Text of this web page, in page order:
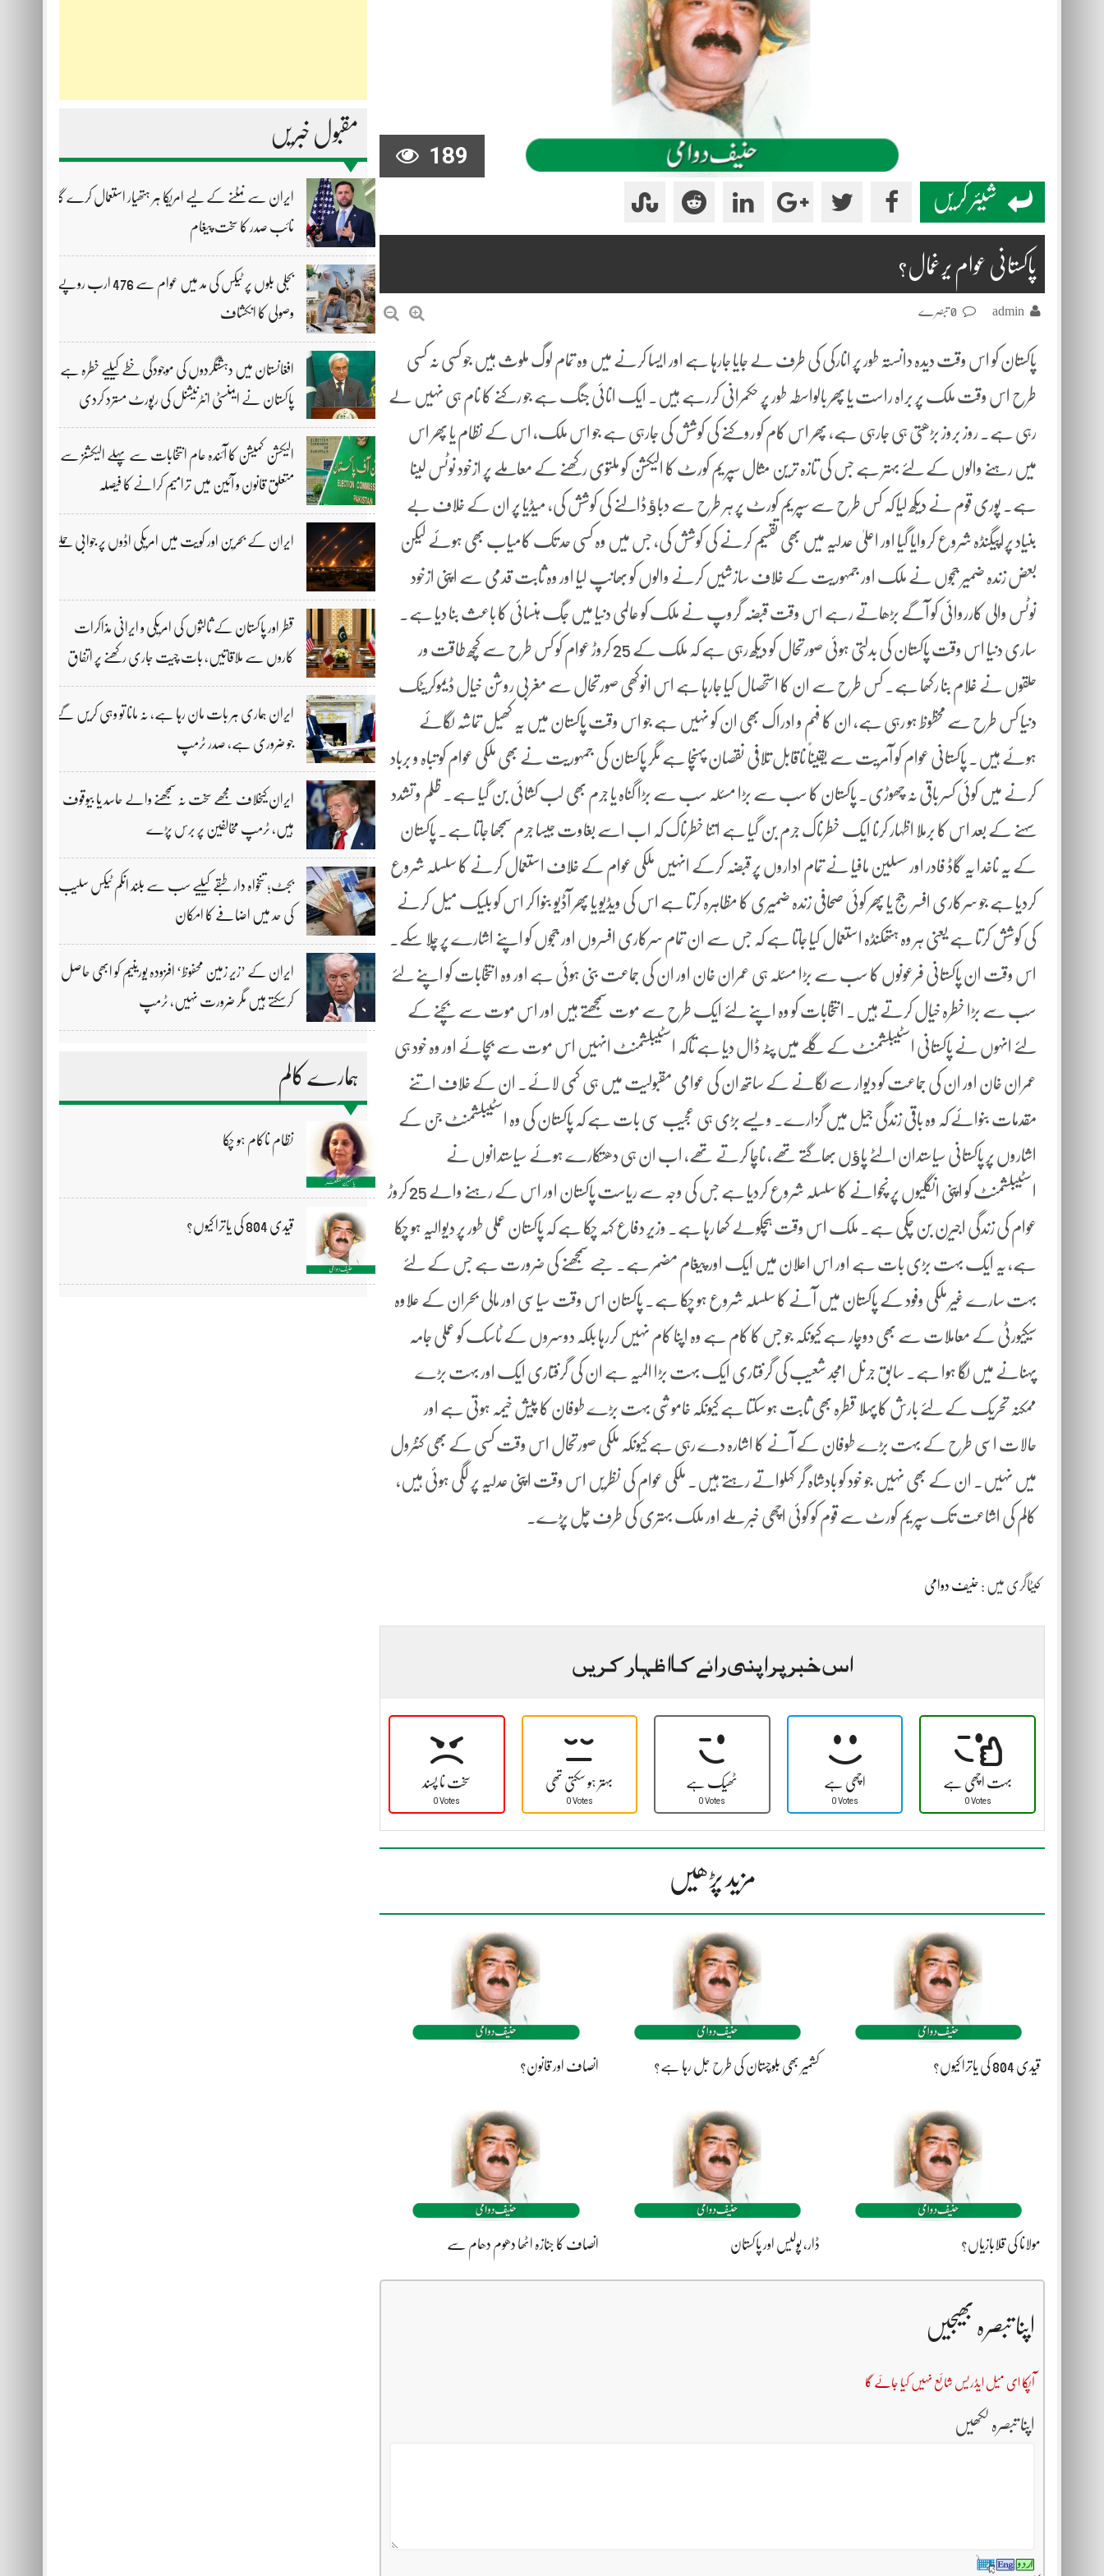
مقبول خبریں
ایران سے نمٹنے کے لیے امریکا ہر ہتھیار استعمال کرے گا،
نائب صدر کا سخت پیغام
بجلی بلوں پر ٹیکس کی مد میں عوام سے 476 ارب روپے
وصولی کا انکشاف
افغانستان میں دہشتگردوں کی موجودگی خطے کیلیے خطرہ ہے،
پاکستان نے ایمنسٹی انٹرنیشنل کی رپورٹ مسترد کردی
الیکشن کمیشن کا آئندہ عام انتخابات سے پہلے الیکشنز سے
متعلق قانون و آئین میں ترامیم کرانے کا فیصلہ
ایران کے بحرین اور کویت میں امریکی اڈوں پر جوابی حملے
قطر اور پاکستان کے ثالثوں کی امریکی و ایرانی مذاکرات
کاروں سے ملاقاتیں، بات چیت جاری رکھنے پر اتفاق
ایران ہماری ہر بات مان رہا ہے، نہ مانا تو وہی کریں گے
جو ضروری ہے، صدر ٹرمپ
ایران کیخلاف مجھے سخت نہ سمجھنے والے حاسد یا بیوقوف
ہیں، ٹرمپ مخالفین پر برس پڑے
بجٹ؛ تنخواہ دار طبقے کیلیے سب سے بلند انکم ٹیکس سلیب
کی حد میں اضافے کا امکان
ایران کے ’زیر زمین محفوظ‘ افزودہ یورینیم کو ابھی حاصل
کرسکتے ہیں مگر ضرورت نہیں، ٹرمپ
ہمارے کالم
نظام ناکام ہو چکا
قیدی 804 کی یاترا کیوں؟
189
شیئر کریں
پاکستانی عوام یرغمال؟
admin
پاکستان کو اس وقت دیدہ دانستہ طور پر انارکی کی طرف لے جایا جارہا ہے اور ایسا کرنے میں وہ تمام لوگ ملوث ہیں جو کسی نہ کسی
طرح اس وقت ملک پر براہ راست یا پھر بالواسطہ طور پر حکمرانی کررہے ہیں۔ ایک انائی جنگ ہے جو رکنے کا نام ہی نہیں لے
رہی ہے۔ روز بروز بڑھتی ہی جارہی ہے، پھر اس کام کو روکنے کی کوشش کی جارہی ہے جو اس ملک، اس کے نظام یا پھر اس
میں رہنے والوں کے لئے بہتر ہے جس کی تازہ ترین مثال سپریم کورٹ کا الیکشن کو ملتوی رکھنے کے معاملے پر ازخود نوٹس لینا
ہے۔ پوری قوم نے دیکھ لیا کہ کس طرح سے سپریم کورٹ پر ہر طرح سے دباﺅ ڈالنے کی کوشش کی، میڈیا پر ان کے خلاف بے
بنیاد پراپیگنڈہ شروع کروایا گیا اور اعلیٰ عدلیہ میں بھی تقسیم کرنے کی کوشش کی، جس میں وہ کسی حد تک کامیاب بھی ہوئے لیکن
بعض زندہ ضمیر ججوں نے ملک اور جمہوریت کے خلاف سازشیں کرنے والوں کو بھانپ لیا اور وہ ثابت قدمی سے اپنی ازخود
نوٹس والی کارروائی کو آگے بڑھاتے رہے اس وقت قبضہ گروپ نے ملک کو عالمی دنیا میں جگ ہنسائی کا باعث بنا دیا ہے۔
ساری دنیا اس وقت پاکستان کی بدلتی ہوئی صورتحال کو دیکھ رہی ہے کہ ملک کے 25 کروڑ عوام کو کس طرح سے کچھ طاقت ور
حلقوں نے غلام بنا رکھا ہے۔ کس طرح سے ان کا استحصال کیا جارہا ہے اس انوکھی صورتحال سے مغربی روشن خیال ڈیموکریٹک
دنیا کس طرح سے محظوظ ہو رہی ہے، ان کا فہم و ادراک بھی ان کو نہیں ہے جو اس وقت پاکستان میں یہ کھیل تماشہ لگائے
ہوئے ہیں۔ پاکستانی عوام کو آمریت سے یقیناً ناقابل تلافی نقصان پہنچا ہے مگر پاکستان کی جمہوریت نے بھی ملکی عوام کو تباہ و برباد
کرنے میں کوئی کسر باقی نہ چھوڑی۔ پاکستان کا سب سے بڑا مسئلہ سب سے بڑا گناہ یا جرم بھی لب کشائی بن گیا ہے۔ ظلم و تشدد
سہنے کے بعد اس کا برملا اظہار کرنا ایک خطرناک جرم بن گیا ہے اتنا خطرناک کہ اب اسے بغاوت جیسا جرم سمجھا جاتا ہے۔ پاکستان
کے یہ ناخدا یہ گاڈ فادر اور سسلین مافیا نے تمام اداروں پر قبضہ کرکے انہیں ملکی عوام کے خلاف استعمال کرنے کا سلسلہ شروع
کردیا ہے جو سرکاری افسر جج یا پھر کوئی صحافی زندہ ضمیری کا مظاہرہ کرتا ہے اس کی ویڈیو یا پھر آڈیو بنوا کر اس کو بلیک میل کرنے
کی کوشش کرتا ہے یعنی ہر وہ ہتھکنڈہ استعمال کیا جاتا ہے کہ جس سے ان تمام سرکاری افسروں اور ججوں کو اپنے اشارے پر چلا سکے۔
اس وقت ان پاکستانی فرعونوں کا سب سے بڑا مسئلہ ہی عمران خان اور ان کی جماعت بنی ہوئی ہے اور وہ انتخابات کو اپنے لئے
سب سے بڑا خطرہ خیال کرتے ہیں۔ انتخابات کو وہ اپنے لئے ایک طرح سے موت سمجھتے ہیں اور اس موت سے بچنے کے
لئے انہوں نے پاکستانی اسٹیبلشمنٹ کے گلے میں پٹہ ڈال دیا ہے تاکہ اسٹیبلشمنٹ انہیں اس موت سے بچائے اور وہ خود ہی
عمران خان اور ان کی جماعت کو دیوار سے لگانے کے ساتھ ان کی عوامی مقبولیت میں ہی کمی لائے۔ ان کے خلاف اتنے
مقدمات بنوائے کہ وہ باقی زندگی جیل میں گزارے۔ ویسے بڑی ہی عجیب سی بات ہے کہ پاکستان کی وہ اسٹیبلشمنٹ جن کے
اشاروں پر پاکستانی سیاستدان الٹے پاﺅں بھاگتے تھے، ناچا کرتے تھے، اب ان ہی دھتکارے ہوئے سیاستدانوں نے
اسٹیبلشمنٹ کو اپنی انگلیوں پر نچوانے کا سلسلہ شروع کردیا ہے جس کی وجہ سے ریاست پاکستان اور اس کے رہنے والے 25 کروڑ
عوام کی زندگی اجیرن بن چکی ہے۔ ملک اس وقت ہچکولے کھا رہا ہے۔ وزیر دفاع کہہ چکا ہے کہ پاکستان عملی طور پر دیوالیہ ہو چکا
ہے، یہ ایک بہت بڑی بات ہے اور اس اعلان میں ایک اور پیغام مضمر ہے۔ جسے سمجھنے کی ضرورت ہے جس کے لئے
بہت سارے غیر ملکی وفود کے پاکستان میں آنے کا سلسلہ شروع ہو چکا ہے۔ پاکستان اس وقت سیاسی اور مالی بحران کے علاوہ
سیکیورٹی کے معاملات سے بھی دوچار ہے کیونکہ جو جس کا کام ہے وہ اپنا کام نہیں کررہا بلکہ دوسروں کے ٹاسک کو عملی جامہ
پہنانے میں لگا ہوا ہے۔ سابق جرنل امجد شعیب کی گرفتاری ایک بہت بڑا المیہ ہے ان کی گرفتاری ایک اور بہت بڑے
ممکنہ تحریک کے لئے بارش کا پہلا قطرہ بھی ثابت ہو سکتا ہے کیونکہ خاموشی بہت بڑے طوفان کا پیش خیمہ ہوتی ہے اور
حالات اسی طرح کے بہت بڑے طوفان کے آنے کا اشارہ دے رہی ہے کیونکہ ملکی صورتحال اس وقت کسی کے بھی کنٹرول
میں نہیں۔ ان کے بھی نہیں جو خود کو بادشاہ گر کہلواتے رہتے ہیں۔ ملکی عوام کی نظریں اس وقت اپنی عدلیہ پر لگی ہوئی ہیں،
کالم کی اشاعت تک سپریم کورٹ سے قوم کو کوئی اچھی خبر ملے اور ملک بہتری کی طرف چل پڑے۔
کیٹاگری میں : حنیف دوامی
اس خبر پر اپنی رائے کا اظہار کریں
سخت نا پسند
0 Votes
بہتر ہو سکتی تھی
0 Votes
ٹھیک ہے
0 Votes
اچھی ہے
0 Votes
بہت اچھی ہے
0 Votes
مزید پڑھیں
قیدی 804 کی یاترا کیوں؟ کشمیر بھی بلوچستان کی طرح جل رہا ہے؟ انصاف اور قانون؟
مولانا کی قلابازیاں؟ ڈار، پولیس اور پاکستان انصاف کا جنازہ اٹھا دھوم دھام سے
اپنا تبصرہ بھیجیں
آپکا ای میل ایڈریس شائع نہیں کیا جائے گا
اپنا تبصرہ لکھیں